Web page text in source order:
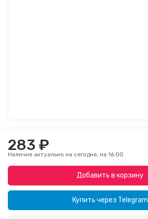
283 ₽
Наличие актуально на сегодня, на 16:00
Добавить в корзину
Купить через Telegram